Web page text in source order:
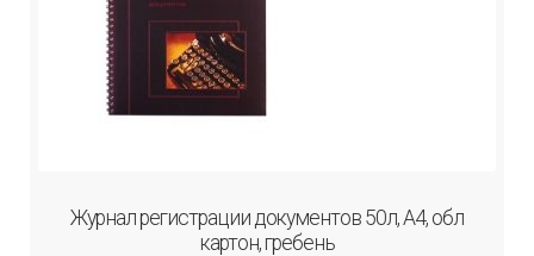
Журнал регистрации документов 50л, А4, обл
картон, гребень